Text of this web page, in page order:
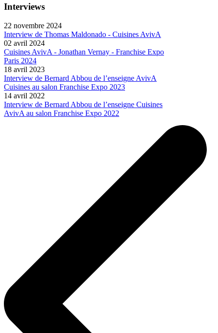
Interviews
22 novembre 2024
Interview de Thomas Maldonado - Cuisines AvivA
02 avril 2024
Cuisines AvivA - Jonathan Vernay - Franchise Expo
Paris 2024
18 avril 2023
Interview de Bernard Abbou de l’enseigne AvivA
Cuisines au salon Franchise Expo 2023
14 avril 2022
Interview de Bernard Abbou de l’enseigne Cuisines
AvivA au salon Franchise Expo 2022